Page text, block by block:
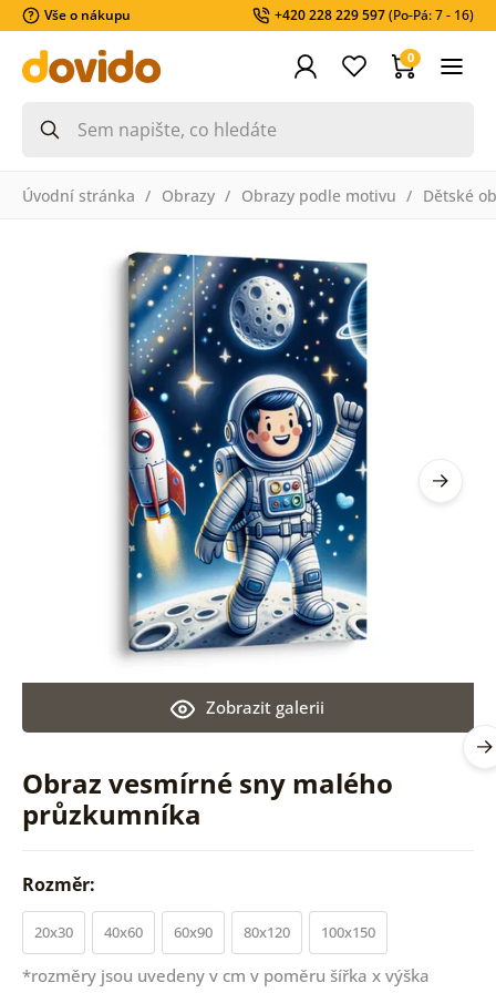
Vše o nákupu +420 228 229 597(Po-Pá: 7 - 16)
0
Úvodní stránka Obrazy Obrazy podle motivu Dětské
Obraz vesmírné sny malého
průzkumníka
Zobrazit galerii
Rozměr:
20x30 40x60 60x90 80x120 100x150
*rozměry jsou uvedeny v cm v poměru šířka x výška